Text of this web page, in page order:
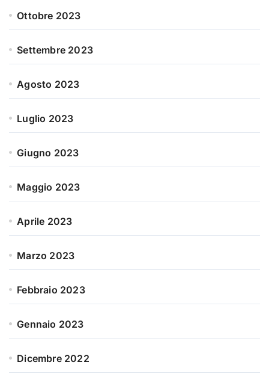
Ottobre 2023
Settembre 2023
Agosto 2023
Luglio 2023
Giugno 2023
Maggio 2023
Aprile 2023
Marzo 2023
Febbraio 2023
Gennaio 2023
Dicembre 2022